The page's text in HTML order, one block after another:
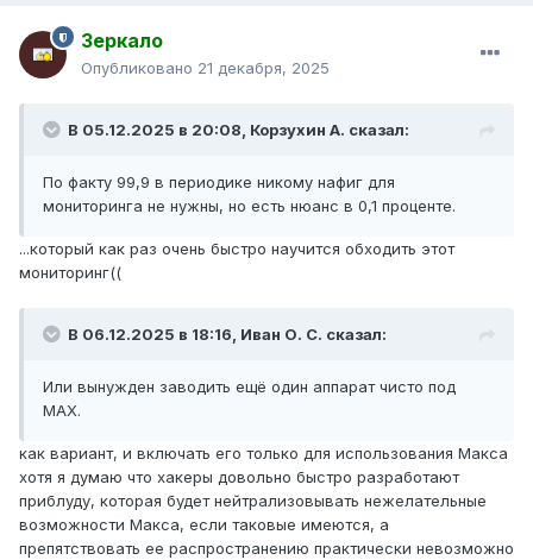
Зеркало
Опубликовано 21 декабря, 2025
В 05.12.2025 в 20:08, Корзухин А. сказал:
По факту 99,9 в периодике никому нафиг для
мониторинга не нужны, но есть нюанс в 0,1 проценте.
...который как раз очень быстро научится обходить этот
мониторинг((
В 06.12.2025 в 18:16, Иван О. С. сказал:
Или вынужден заводить ещё один аппарат чисто под
MAX.
как вариант, и включать его только для использования Макса
хотя я думаю что хакеры довольно быстро разработают
приблуду, которая будет нейтрализовывать нежелательные
возможности Макса, если таковые имеются, а
препятствовать ее распространению практически невозможно